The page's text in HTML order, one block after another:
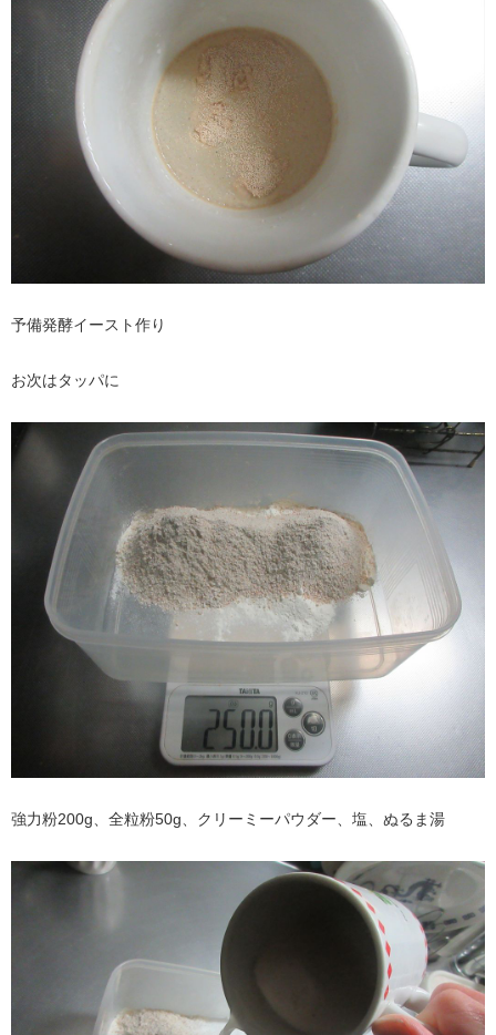
予備発酵イースト作り
お次はタッパに
強力粉200g、全粒粉50g、クリーミーパウダー、塩、ぬるま湯